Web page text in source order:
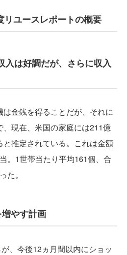
リユースレポートの概要
入は好調だが、さらに収入
金銭を得ることだが、それに
現在、米国の家庭には211億
推定されている。これは金額
。1世帯当たり平均161個、合
た。
やす計画
、今後12ヵ月間以内にショッ